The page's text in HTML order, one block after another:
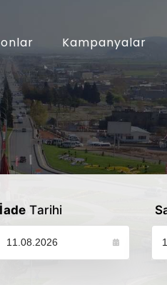
Kampanyalar
İade Tarihi
Lütfen araç iade tarihinizi seçin